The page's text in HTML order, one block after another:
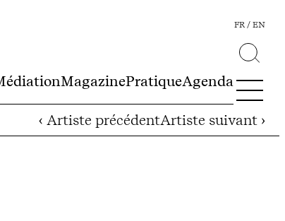
MagazinePratiqueAgenda
FR EN
‹ Artiste précédentArtiste suivant ›